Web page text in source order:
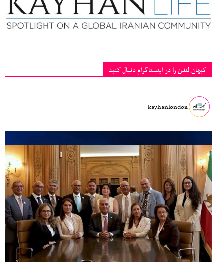
کیهان لندن را در اینستاگرام دنبال کنید
kayhanlondon